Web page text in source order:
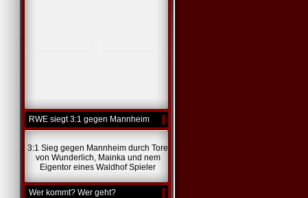
RWE siegt 3:1 gegen Mannheim
3:1 Sieg gegen Mannheim durch Tore
von Wunderlich, Mainka und nem
Eigentor eines Waldhof Spieler
Wer kommt? Wer geht?